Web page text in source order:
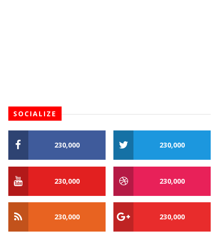
SOCIALIZE
230,000 230,000
230,000 230,000
230,000 230,000